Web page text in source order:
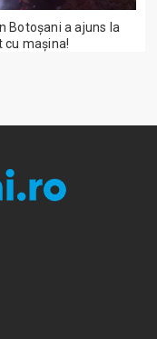
Botoșani a ajuns la
cu mașina!